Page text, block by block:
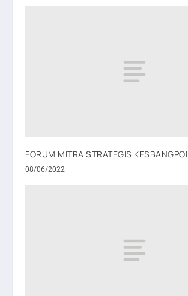
FORUM MITRA STRATEGIS KESBANGPOL
08/06/2022